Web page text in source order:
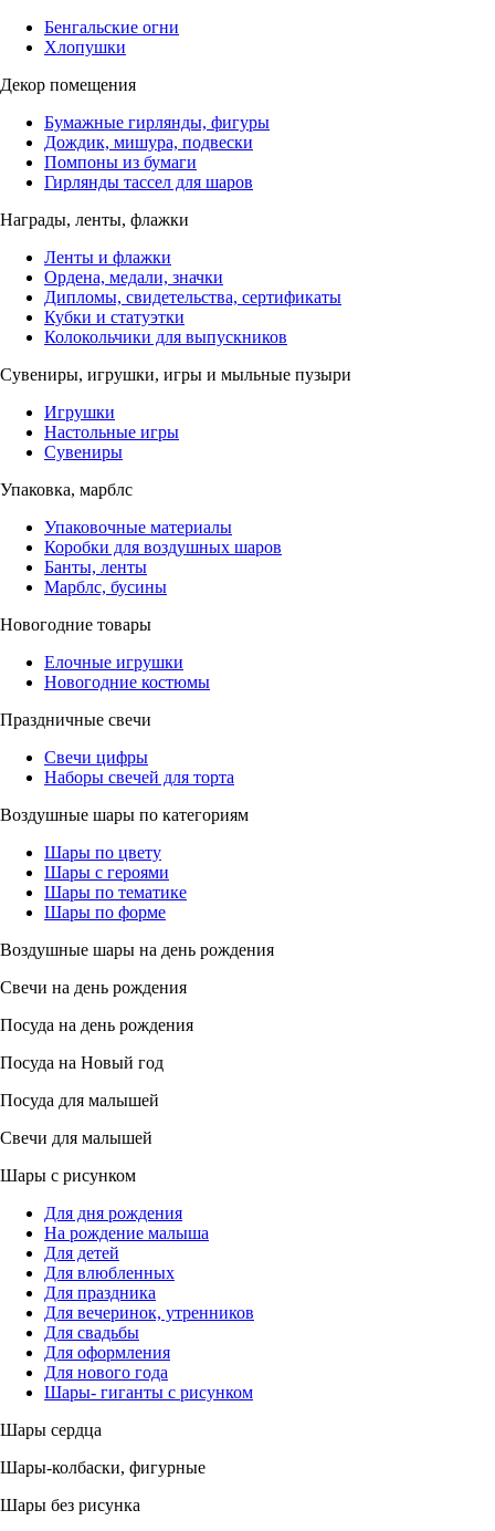
Бенгальские огни
Хлопушки
Декор помещения
Бумажные гирлянды, фигуры
Дождик, мишура, подвески
Помпоны из бумаги
Гирлянды тассел для шаров
Награды, ленты, флажки
Ленты и флажки
Ордена, медали, значки
Дипломы, свидетельства, сертификаты
Кубки и статуэтки
Колокольчики для выпускников
Сувениры, игрушки, игры и мыльные пузыри
Игрушки
Настольные игры
Сувениры
Упаковка, марблс
Упаковочные материалы
Коробки для воздушных шаров
Банты, ленты
Марблс, бусины
Новогодние товары
Елочные игрушки
Новогодние костюмы
Праздничные свечи
Свечи цифры
Наборы свечей для торта
Воздушные шары по категориям
Шары по цвету
Шары с героями
Шары по тематике
Шары по форме
Воздушные шары на день рождения
Свечи на день рождения
Посуда на день рождения
Посуда на Новый год
Посуда для малышей
Свечи для малышей
Шары с рисунком
Для дня рождения
На рождение малыша
Для детей
Для влюбленных
Для праздника
Для вечеринок, утренников
Для свадьбы
Для оформления
Для нового года
Шары- гиганты с рисунком
Шары сердца
Шары-колбаски, фигурные
Шары без рисунка